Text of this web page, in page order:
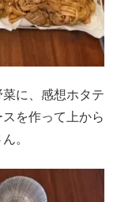
に、感想ホタテ
を作って上から
。